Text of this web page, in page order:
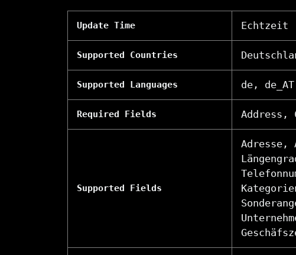
Update Time Echtzeit
Supported Countries
Supported Languages de,
Required Fields Address,
Supported Fields
Adresse,